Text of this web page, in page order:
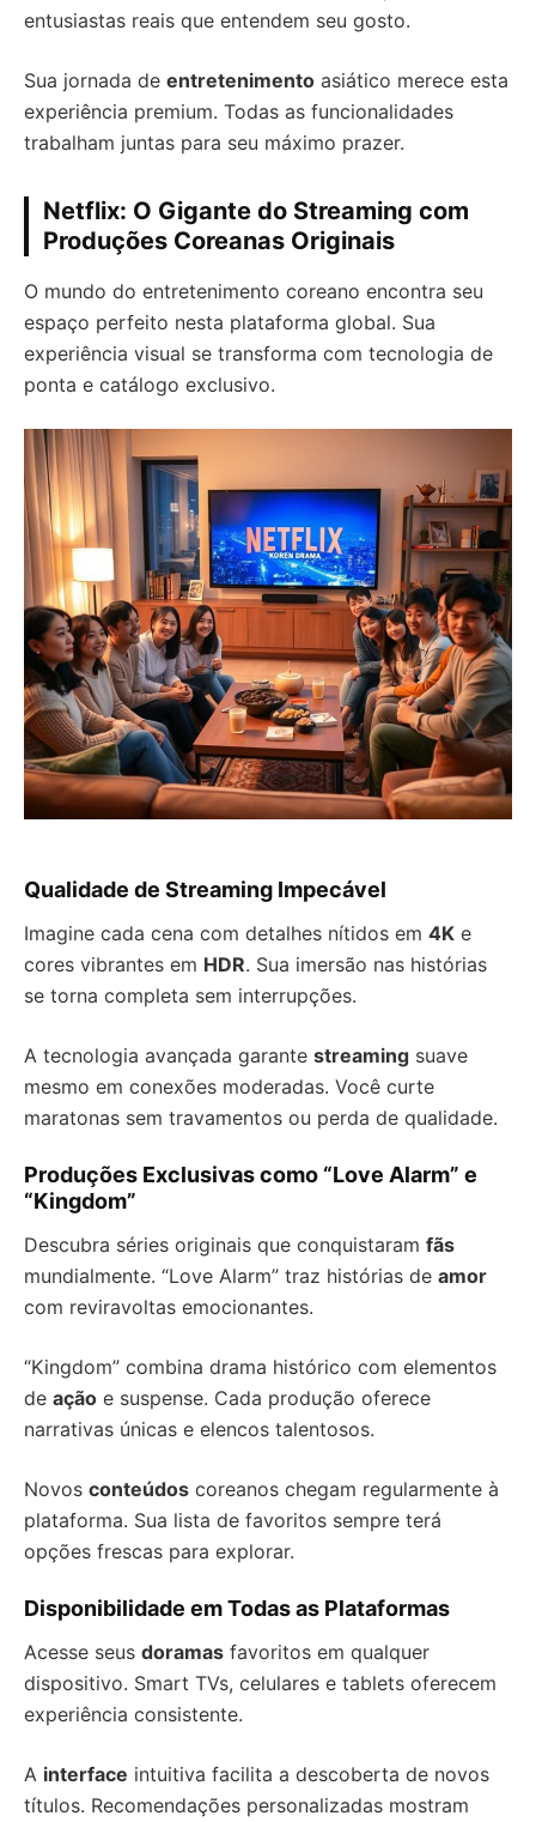
entusiastas reais que entendem seu gosto.
Sua jornada de entretenimento asiático merece esta
experiência premium. Todas as funcionalidades
trabalham juntas para seu máximo prazer.
Netflix: O Gigante do Streaming com
Produções Coreanas Originais
O mundo do entretenimento coreano encontra seu
espaço perfeito nesta plataforma global. Sua
experiência visual se transforma com tecnologia de
ponta e catálogo exclusivo.
Qualidade de Streaming Impecável
Imagine cada cena com detalhes nítidos em 4K e
cores vibrantes em HDR. Sua imersão nas histórias
se torna completa sem interrupções.
A tecnologia avançada garante streaming suave
mesmo em conexões moderadas. Você curte
maratonas sem travamentos ou perda de qualidade.
Produções Exclusivas como “Love Alarm” e
“Kingdom”
Descubra séries originais que conquistaram fãs
mundialmente. “Love Alarm” traz histórias de amor
com reviravoltas emocionantes.
“Kingdom” combina drama histórico com elementos
de ação e suspense. Cada produção oferece
narrativas únicas e elencos talentosos.
Novos conteúdos coreanos chegam regularmente à
plataforma. Sua lista de favoritos sempre terá
opções frescas para explorar.
Disponibilidade em Todas as Plataformas
Acesse seus doramas favoritos em qualquer
dispositivo. Smart TVs, celulares e tablets oferecem
experiência consistente.
A interface intuitiva facilita a descoberta de novos
títulos. Recomendações personalizadas mostram